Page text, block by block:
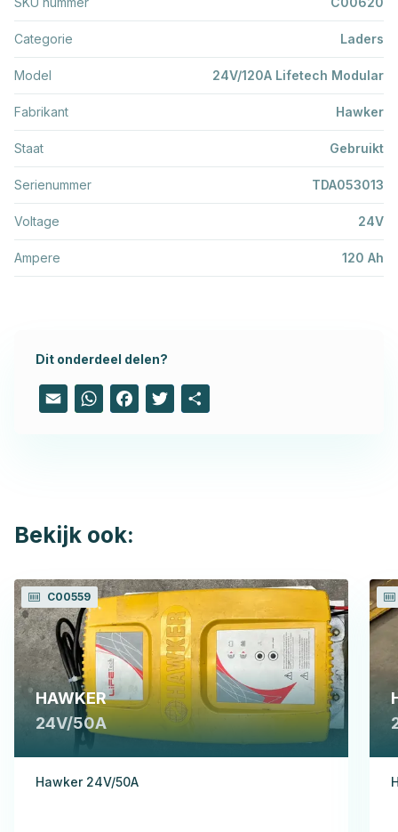
Categorie Laders
Model 24V/120A Lifetech Modular
Fabrikant Hawker
Staat Gebruikt
Serienummer TDA053013
Voltage 24V
Ampere 120 Ah
Dit onderdeel delen?
Email WhatsAppFacebook
Twitter
Bekijk ook:
C00559
HAWKER
24V/50A
Hawker 24V/50A